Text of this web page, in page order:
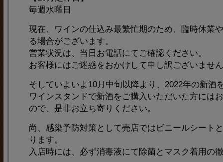
毎週水曜日
現在、ワインの仕込み最繁忙期のため、臨時休業
る場合がございます。
営業状況は、当日お電話にてご確認ください。
お客様にはご迷惑をおかけして申し訳ございませ
そしていよいよ10月中旬以降より、2022年の新酒
ワインスタンドで新酒をご購入いただいた方には
ので、是非お立ち寄りください。
尚、感染予防対策として売店ではビニールシート
ります。
入店時には、必ず消毒液にて除菌とマスク着用の